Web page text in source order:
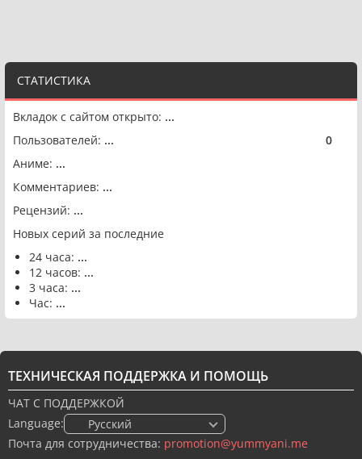
СТАТИСТИКА
Вкладок с сайтом открыто: ...
Пользователей: ... 0
Аниме: ...
Комментариев: ...
Рецензий: ...
Новых серий за последние
24 часа: ...
12 часов: ...
3 часа: ...
Час: ...
ТЕХНИЧЕСКАЯ ПОДДЕРЖКА И ПОМОЩЬ
ЧАТ С ПОДДЕРЖКОЙ
Language:
🇷🇺 Русский
Почта для сотрудничества: promotion@yummyani.me